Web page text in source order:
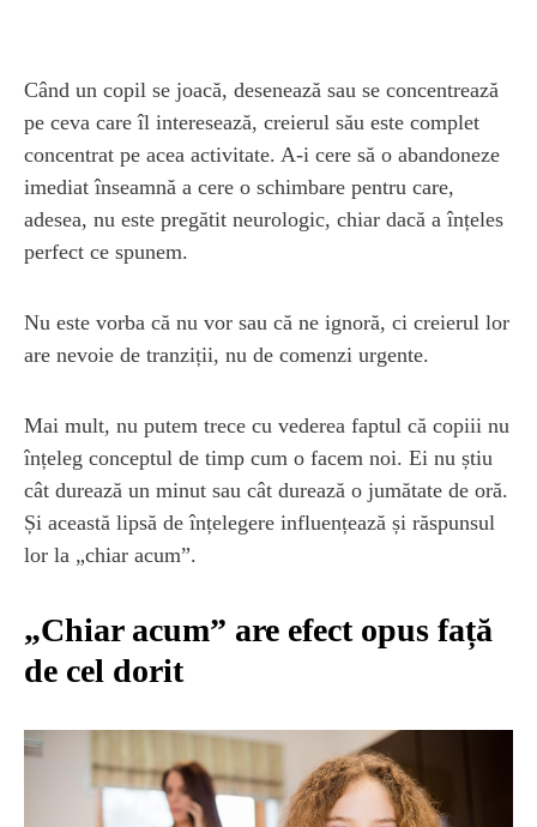
Când un copil se joacă, desenează sau se concentrează
pe ceva care îl interesează, creierul său este complet
concentrat pe acea activitate. A-i cere să o abandoneze
imediat înseamnă a cere o schimbare pentru care,
adesea, nu este pregătit neurologic, chiar dacă a înțeles
perfect ce spunem.
Nu este vorba că nu vor sau că ne ignoră, ci creierul lor
are nevoie de tranziții, nu de comenzi urgente.
Mai mult, nu putem trece cu vederea faptul că copiii nu
înțeleg conceptul de timp cum o facem noi. Ei nu știu
cât durează un minut sau cât durează o jumătate de oră.
Și această lipsă de înțelegere influențează și răspunsul
lor la „chiar acum”.
„Chiar acum” are efect opus față
de cel dorit